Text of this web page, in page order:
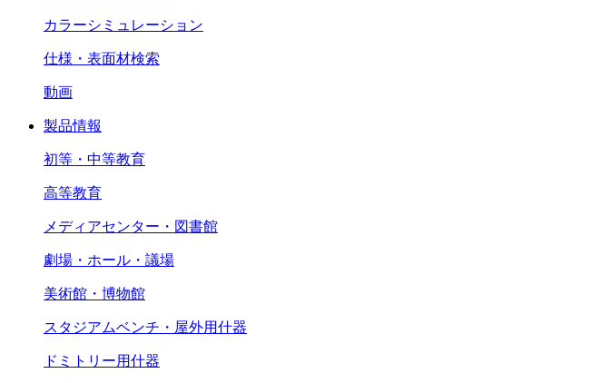
カラーシミュレーション
仕様・表面材検索
動画
製品情報
初等・中等教育
高等教育
メディアセンター・図書館
劇場・ホール・議場
美術館・博物館
スタジアムベンチ・屋外用什器
ドミトリー用什器